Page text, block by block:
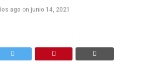
ago on junio 14, 2021